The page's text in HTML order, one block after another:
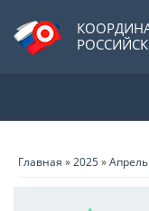
Главная »2025»Апрель